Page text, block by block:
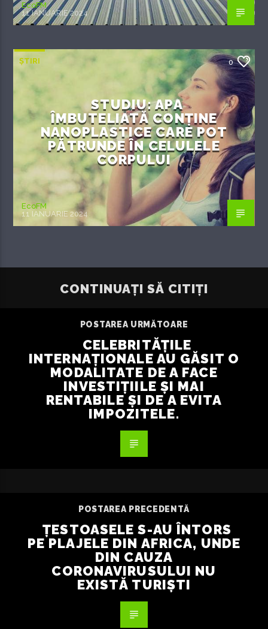
EcoFM
11 IANUARIE 2024
ȘTIRI 0
STUDIU: APA
ÎMBUTELIATĂ CONȚINE
NANOPLASTICE CARE POT
PĂTRUNDE ÎN CELULELE
CORPULUI
EcoFM
11 IANUARIE 2024
CONTINUAȚI SĂ CITIȚI
POSTAREA URMĂTOARE
CELEBRITĂȚILE
INTERNAȚIONALE AU GĂSIT O
MODALITATE DE A FACE
INVESTIȚIILE ȘI MAI
RENTABILE ȘI DE A EVITA
IMPOZITELE.
POSTAREA PRECEDENTĂ
ȚESTOASELE S-AU ÎNTORS
PE PLAJELE DIN AFRICA, UNDE
DIN CAUZA
CORONAVIRUSULUI NU
EXISTĂ TURIȘTI